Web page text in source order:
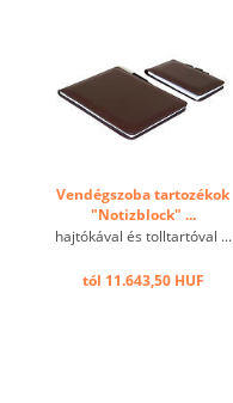
Vendégszoba tartozékok
"Notizblock" ...
hajtókával és tolltartóval ...
tól 11.643,50 HUF